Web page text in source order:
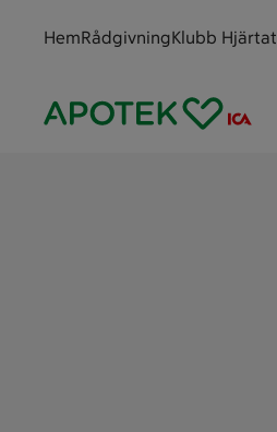
HemRådgivningKlubb Hjärtat